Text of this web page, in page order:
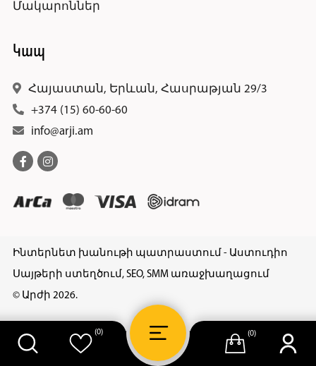
(0) (0)
Մակարոններ
Կապ
Հայաստան, Երևան, Հասրաթյան 29/3
+374 (15) 60-60-60
info@arji.am
© Արժի 2026.
Ինտերնետ խանութի պատրաստում - Աստուդիո
Սայթերի ստեղծում, SEO, SMM առաջխաղացում